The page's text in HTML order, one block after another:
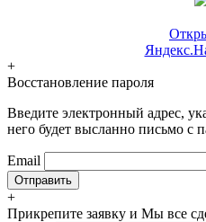
+
Восстановление пароля
Введите электронный адрес,
него будет высланно письмо с
Email
+
Прикрепите заявку и Мы все